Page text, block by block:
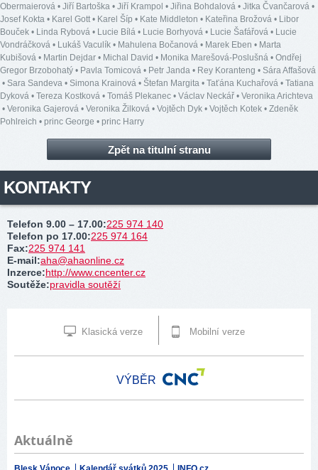
Obermaierová • Jiří Bartoška • Jiří Krampol • Jiřina Bohdalová • Jitka Čvančarová •
Josef Kokta • Karel Gott• Karel Šíp • Kate Middleton • Kateřina Brožová • Libor
Bouček • Linda Rybová • Lucie Bílá • Lucie Borhyová • Lucie Šafářová • Lucie
Vondráčková • Lukáš Vaculík • Mahulena Bočanová • Marek Eben • Marta
Kubišová • Martin Dejdar • Michal David • Monika Marešová-Poslušná • Ondřej
Gregor Brzobohatý • Pavla Tomicová • Petr Janda • Rey Koranteng • Sára Affašová
• Sara Sandeva • Simona Krainová • Štefan Margita • Taťána Kuchařová • Tatiana
Dyková • Tereza Kostková • Tomáš Plekanec • Václav Neckář • Veronika Arichteva
• Veronika Gajerová • Veronika Žilková • Vojtěch Dyk • Vojtěch Kotek • Zdeněk
Pohlreich • princ George • princ Harry
Zpět na titulní stranu
KONTAKTY
Telefon 9.00 – 17.00:225 974 140
Telefon po 17.00:225 974 164
Fax:225 974 141
E-mail:aha@ahaonline.cz
Inzerce:http://www.cncenter.cz
Soutěže:pravidla soutěží
Klasická verze Mobilní verze
VÝBĚR
Aktuálně